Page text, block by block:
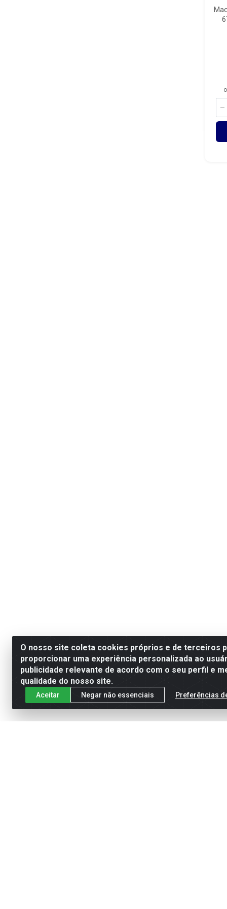
O nosso site coleta cookies próprios e de terceiros
proporcionar uma experiência personalizada ao
publicidade relevante de acordo com o seu perfil e
qualidade do nosso site.
Aceitar Negar não essenciais Preferências